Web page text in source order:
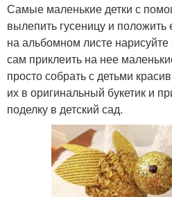
Самые маленькие детки с
вылепить гусеницу и
на альбомном листе
сам приклеить на нее
просто собрать с детьми
их в оригинальный букетик и
поделку в детский сад.